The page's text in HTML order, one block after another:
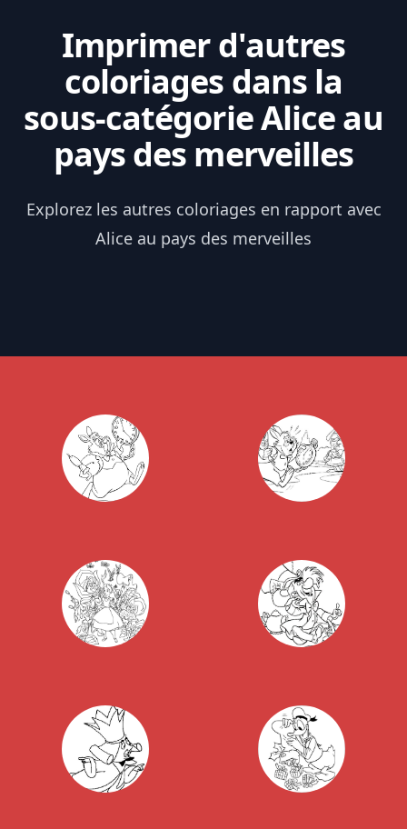
Imprimer d'autres
coloriages dans la
sous-catégorie Alice au
pays des merveilles
Explorez les autres coloriages en rapport avec
Alice au pays des merveilles